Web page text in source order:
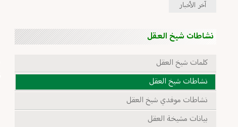
آخر الأخبار
نشاطات شيخ العقل
كلمات شيخ العقل
نشاطات شيخ العقل
نشاطات موفدي شيخ العقل
بيانات مشيخة العقل